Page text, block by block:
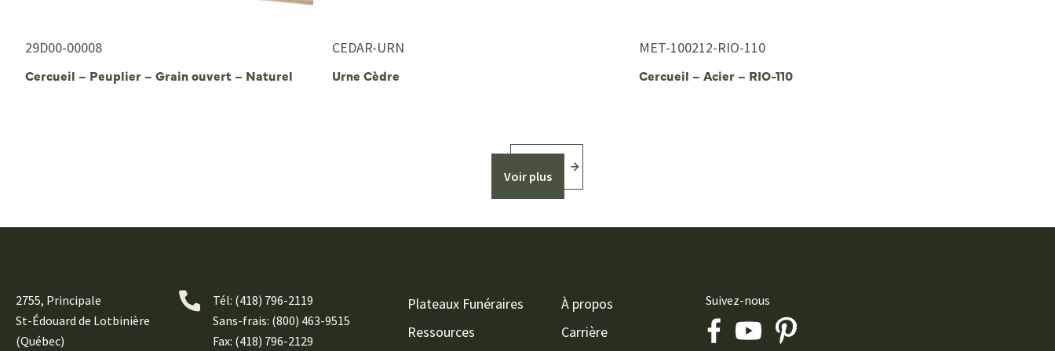
29D00-00008
Cercueil – Peuplier – Grain ouvert – Naturel
CEDAR-URN
Urne Cèdre
MET-100212-RIO-110
Cercueil – Acier – RIO-110
Voir plus
2755, Principale
St-Édouard de Lotbinière
(Québec)
Tél: (418) 796-2119
Sans-frais: (800) 463-9515
Fax: (418) 796-2129
Plateaux Funéraires
Ressources
À propos
Carrière
Suivez-nous